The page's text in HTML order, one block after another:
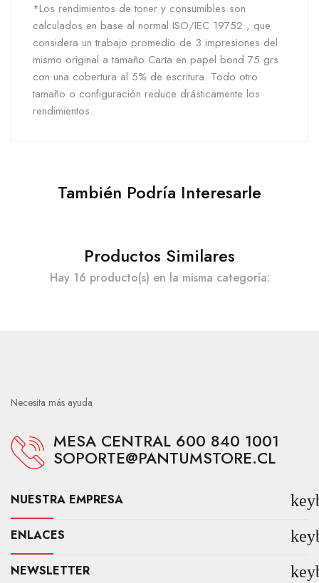
*Los rendimientos de toner y consumibles son
calculados en base al normal ISO/IEC 19752 , que
considera un trabajo promedio de 3 impresiones del
mismo original a tamaño Carta en papel bond 75 grs
con una cobertura al 5% de escritura. Todo otro
tamaño o configuración reduce drásticamente los
rendimientos.
También Podría Interesarle
Productos Similares
Hay 16 producto(s) en la misma categoría:
Necesita más ayuda
MESA CENTRAL 600 840 1001
SOPORTE@PANTUMSTORE.CL
NUESTRA EMPRESA
ENLACES
NEWSLETTER